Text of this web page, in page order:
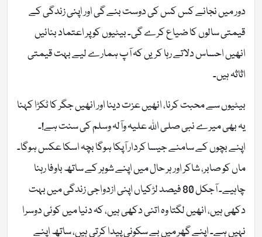
دور میں نجانے کس کس کی دوست بنے گی اور اپنی زندگی کے
قیمتی سالوں کا ضیاع کرے گی۔ بیٹیوں کو پر اعتماد بنائیں
انھیں احساس دلاتے رہا کریں کہ آپ ہمارے لیے بہت قیمتی
اثاثہ ہیں۔
بیٹیوں سے محبت کرنا، انھیں عزت دینا اور انھیں جگر کا ٹکڑا کہنا
یہ بھی میرے نبی صلی اللہ علیہ وآلہ وسلم کی سنت ہے!۔
اپنے بچوں کے سامنے جیسا کردار آپکا ہوگا بچہ اسکا عکس ہوگا۔
ماں کو صابر، شاکر اور ہر حال میں اپنے شوہر کے ساتھ باوفا رہنا
چاہیے۔ آجکل 80 فیصد لڑکیاں اپنی ازدواجی زندگی میں بہت
دکھی ہیں، انھیں لگتا وہ اتنی دکھی ہیں، کہ دنیا میں کوئی دوسرا
نہیں ہے۔ اپنے گھر میں بے سکونی پیدا کرتی ہیں، ساتھ اپنے